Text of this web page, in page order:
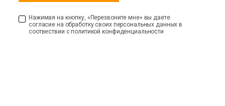
Нажимая на кнопку, «Перезвоните мне» вы даете
согласие на обработку своих персональных данных в
соотвествии с политикой конфиденциальности